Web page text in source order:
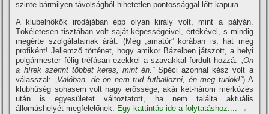
szinte bármilyen távolságból hihetetlen pontossággal lőtt kapura.
A klubelnökök irodájában épp olyan király volt, mint a pályán.
Tökéletesen tisztában volt saját képességeivel, értékével, s mindig
megérte szolgálatainak árát. (Még „amatőr” korában is, hát még
profiként! Jellemző történet, hogy amikor Bázelben játszott, a helyi
polgármester félig tréfásan ezekkel a szavakkal fordult hozzá: „Ön
a hí­rek szerint többet keres, mint én.”Spéci azonnal kész volt a
válasszal: „Valóban, de ön nem tud futballozni, én meg tudok!”) A
klubhűség sohasem volt nagy erőssége, akár két-három mérkőzés
után is egyesületet változtatott, ha nem találta aktuális
állomáshelyét megfelelőnek. Egy kattintás ide a folytatáshoz.... →